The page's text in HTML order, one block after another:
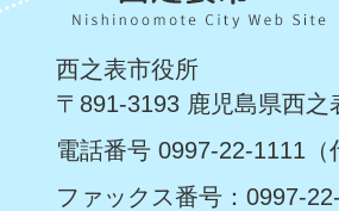
西之表市役所
〒891-3193 鹿児島県西
電話番号 0997-22-1111（
ファックス番号：0997-